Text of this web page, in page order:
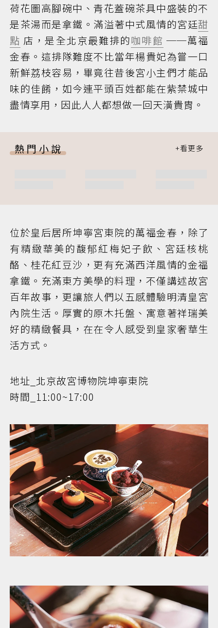
荷花圖高腳碗中、青花蓋碗茶具中盛裝的不
是茶湯而是拿鐵。滿溢著中式風情的宮廷甜
點 店，是全北京最難排的咖啡館 ──萬福
金春。這排隊難度不比當年楊貴妃為嘗一口
新鮮荔枝容易，畢竟往昔後宮小主們才能品
味的佳餚，如今連平頭百姓都能在紫禁城中
盡情享用，因此人人都想做一回天潢貴胄。
熱門小說
位於皇后居所坤寧宮東院的萬福金春，除了
有精緻華美的馥郁紅梅妃子飲、宮廷核桃
酪、桂花紅豆沙，更有充滿西洋風情的金福
拿鐵。充滿東方美學的料理，不僅講述故宮
百年故事，更讓旅人們以五感體驗明清皇宮
內院生活。厚實的原木托盤、寓意著祥瑞美
好的精緻餐具，在在令人感受到皇家奢華生
活方式。
地址_北京故宮博物院坤寧東院
時間_11:00~17:00